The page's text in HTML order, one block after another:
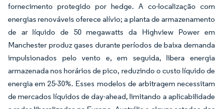
fornecimento protegido por hedge. A co-localização com
energias renováveis oferece alívio; a planta de armazenamento
de ar líquido de 50 megawatts da Highview Power em
Manchester produz gases durante períodos de baixa demanda
impulsionados pelo vento e, em seguida, libera energia
armazenada nos horários de pico, reduzindo o custo líquido de
energia em 25-30%. Esses modelos de arbitragem necessitam
de mercados líquidos de day-ahead, limitando a aplicabilidade